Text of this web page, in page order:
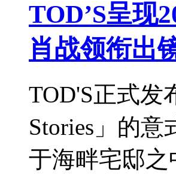
TOD’S呈现
肖战领衔出
TOD'S正式发
Stories」的
于海畔宅邸之